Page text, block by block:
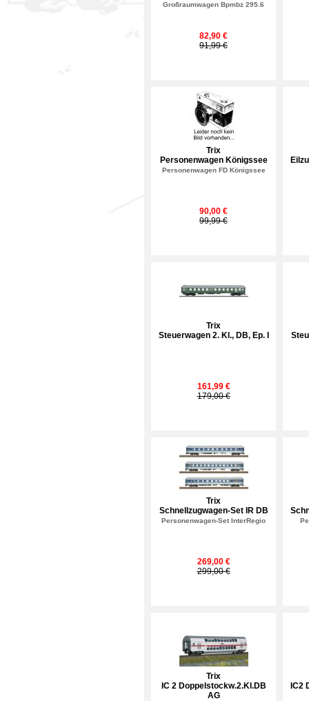
Großraumwagen Bpmbz 295.6
82,90 €
91,99 €
Trix
Personenwagen Königssee
Personenwagen FD Königssee
90,00 €
99,99 €
Trix
Steuerwagen 2. Kl., DB, Ep. I
161,99 €
179,00 €
Trix
Schnellzugwagen-Set IR DB
Personenwagen-Set InterRegio
269,00 €
299,00 €
Trix
IC 2 Doppelstockw.2.Kl.DB
AG
IC2